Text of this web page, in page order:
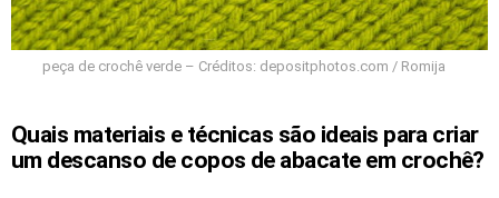
peça de crochê verde – Créditos: depositphotos.com / Romija
Quais materiais e técnicas são ideais para criar
um descanso de copos de abacate em crochê?